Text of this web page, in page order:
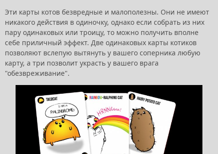
Эти карты котов безвредные и малополезны. Они не имеют
никакого действия в одиночку, однако если собрать из них
пару одинаковых или троицу, то можно получить вполне
себе приличный эффект. Две одинаковых карты котиков
позволяют вслепую вытянуть у вашего соперника любую
карту, а три позволит украсть у вашего врага
"обезвреживание".